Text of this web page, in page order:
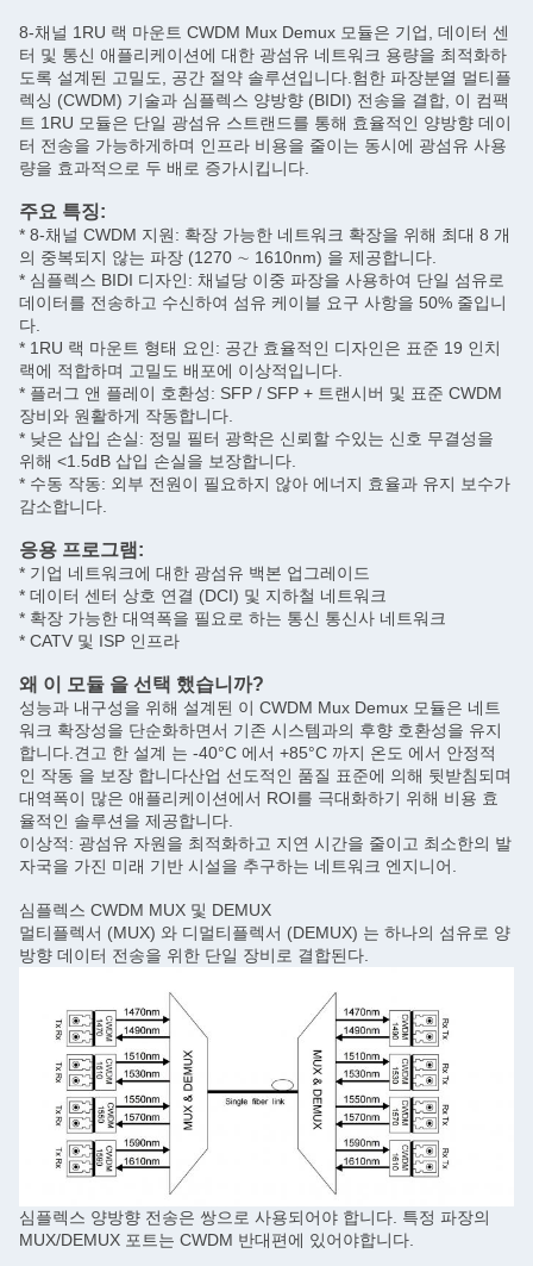
8-채널 1RU 랙 마운트 CWDM Mux Demux 모듈은 기업, 데이터 센
터 및 통신 애플리케이션에 대한 광섬유 네트워크 용량을 최적화하
도록 설계된 고밀도, 공간 절약 솔루션입니다.험한 파장분열 멀티플
렉싱 (CWDM) 기술과 심플렉스 양방향 (BIDI) 전송을 결합, 이 컴팩
트 1RU 모듈은 단일 광섬유 스트랜드를 통해 효율적인 양방향 데이
터 전송을 가능하게하며 인프라 비용을 줄이는 동시에 광섬유 사용
량을 효과적으로 두 배로 증가시킵니다.
주요 특징:
* 8-채널 CWDM 지원: 확장 가능한 네트워크 확장을 위해 최대 8 개
의 중복되지 않는 파장 (1270 ∼ 1610nm) 을 제공합니다.
* 심플렉스 BIDI 디자인: 채널당 이중 파장을 사용하여 단일 섬유로
데이터를 전송하고 수신하여 섬유 케이블 요구 사항을 50% 줄입니
다.
* 1RU 랙 마운트 형태 요인: 공간 효율적인 디자인은 표준 19 인치
랙에 적합하며 고밀도 배포에 이상적입니다.
* 플러그 앤 플레이 호환성: SFP / SFP + 트랜시버 및 표준 CWDM
장비와 원활하게 작동합니다.
* 낮은 삽입 손실: 정밀 필터 광학은 신뢰할 수있는 신호 무결성을
위해 <1.5dB 삽입 손실을 보장합니다.
* 수동 작동: 외부 전원이 필요하지 않아 에너지 효율과 유지 보수가
감소합니다.
응용 프로그램:
* 기업 네트워크에 대한 광섬유 백본 업그레이드
* 데이터 센터 상호 연결 (DCI) 및 지하철 네트워크
* 확장 가능한 대역폭을 필요로 하는 통신 통신사 네트워크
* CATV 및 ISP 인프라
왜 이 모듈 을 선택 했습니까?
성능과 내구성을 위해 설계된 이 CWDM Mux Demux 모듈은 네트
워크 확장성을 단순화하면서 기존 시스템과의 후향 호환성을 유지
합니다.견고 한 설계 는 -40°C 에서 +85°C 까지 온도 에서 안정적
인 작동 을 보장 합니다산업 선도적인 품질 표준에 의해 뒷받침되며
대역폭이 많은 애플리케이션에서 ROI를 극대화하기 위해 비용 효
율적인 솔루션을 제공합니다.
이상적: 광섬유 자원을 최적화하고 지연 시간을 줄이고 최소한의 발
자국을 가진 미래 기반 시설을 추구하는 네트워크 엔지니어.
심플렉스 CWDM MUX 및 DEMUX
멀티플렉서 (MUX) 와 디멀티플렉서 (DEMUX) 는 하나의 섬유로 양
방향 데이터 전송을 위한 단일 장비로 결합된다.
심플렉스 양방향 전송은 쌍으로 사용되어야 합니다. 특정 파장의
MUX/DEMUX 포트는 CWDM 반대편에 있어야합니다.